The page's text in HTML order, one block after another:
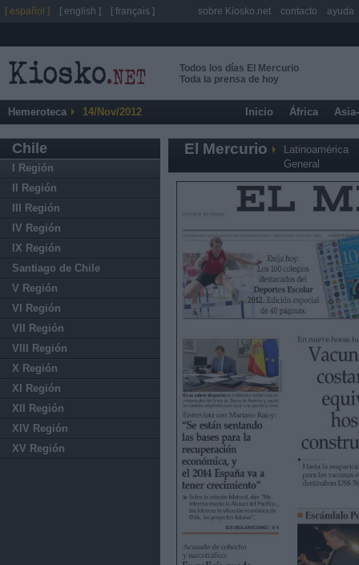
Todos los días El Mercurio
Toda la prensa de hoy
Hemeroteca 14/Nov/2012 Inicio África
Chile
I Región
II Región
III Región
IV Región
IX Región
Santiago de Chile
V Región
VI Región
VII Región
VIII Región
X Región
XI Región
XII Región
XIV Región
XV Región
El Mercurio
Latinoamérica
General
[ español ] [ english ] [ français ] sobre Kiosko.net contacto ayuda